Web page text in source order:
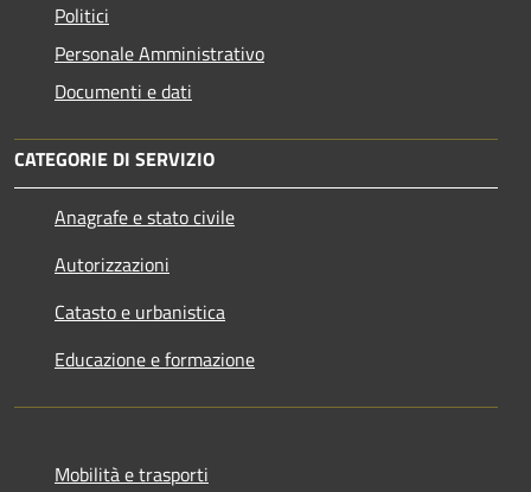
Politici
Personale Amministrativo
Documenti e dati
CATEGORIE DI SERVIZIO
Anagrafe e stato civile
Autorizzazioni
Catasto e urbanistica
Educazione e formazione
Mobilità e trasporti